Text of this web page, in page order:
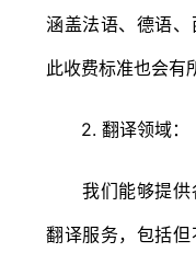
涵盖法语、德语
此收费标准也会有
2. 翻译领域：
我们能够提供
翻译服务，包括但